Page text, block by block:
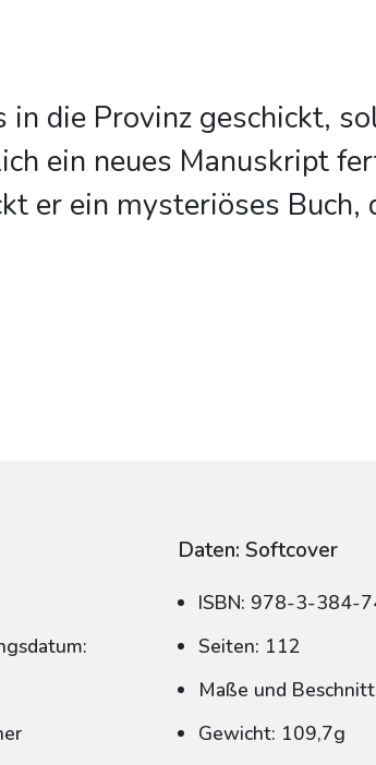
in die Provinz geschickt,
ein neues Manuskript
er ein mysteriöses Buch,
Daten: Softcover
ISBN: 978-3-384-
Seiten: 112
Maße und
Gewicht: 109,7g